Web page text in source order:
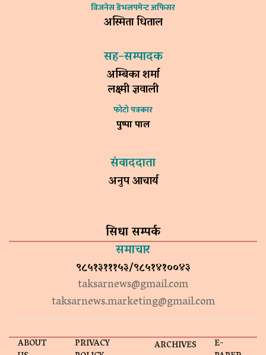
विजनेस डेभलपमेन्ट अफिसर
अस्मिता धिताल
सह–सम्पादक
अम्बिका शर्मा
लक्ष्मी ज्ञवाली
फोटो पत्रकार
पुष्पा पाल
संवाददाता
अनुप आचार्य
सिधा सम्पर्क
समाचार
९८५१३१११५३/९८५१४१००४३
taksarnews@gmail.com
taksarnews.marketing@gmail.com
ABOUT PRIVACY ARCHIVES E-